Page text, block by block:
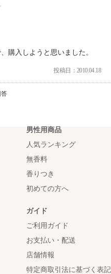
購入しようと思いました。
投稿日：2010.04.18
答
男性用商品
人気ランキング
無香料
香りつき
初めての方へ
ガイド
ご利用ガイド
お支払い・配送
店舗情報
特定商取引法に基づく表記